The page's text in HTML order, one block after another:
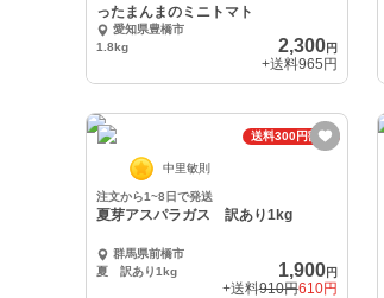
ったまんまのミニトマト
愛知県豊橋市
1.8kg
2,300円
+送料965円
送料300円割引
中里敏則
注文から1~8日で発送
夏芽アスパラガス 訳あり1kg
群馬県前橋市
夏 訳あり1kg
1,900円
+送料910円610円